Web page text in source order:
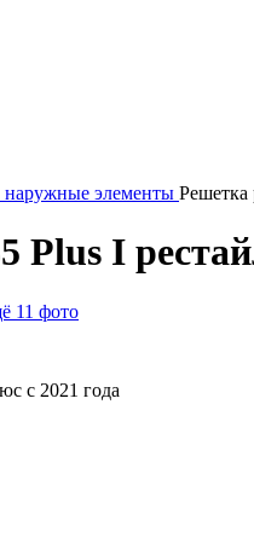
наружные элементы Решетка
Plus I
11 фото
с 2021 года